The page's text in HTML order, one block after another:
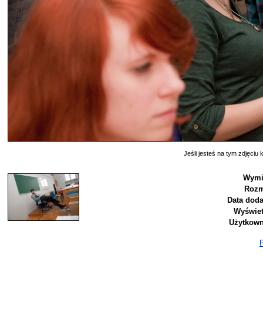
Jeśli jesteś na tym zdjęciu
Data